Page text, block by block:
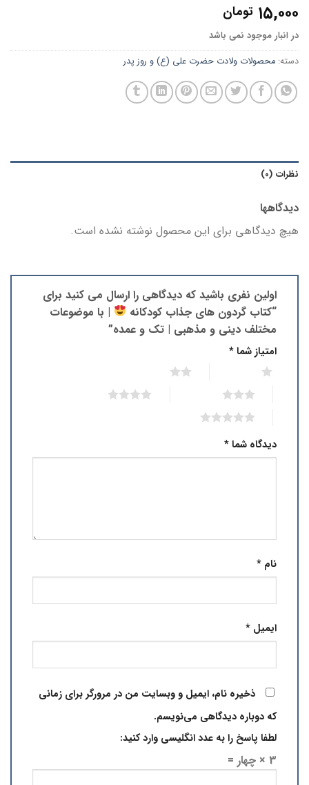
۱۵,۰۰۰ تومان
در انبار موجود نمی باشد
دسته: محصولات ولادت حضرت علی (ع) و روز پدر
نظرات (0)
دیدگاهها
هیچ دیدگاهی برای این محصول نوشته نشده است.
اولین نفری باشید که دیدگاهی را ارسال می کنید برای
“کتاب گردون های جذاب کودکانه
| با موضوعات
مختلف دینی و مذهبی | تک و عمده”
امتیاز شما*
دیدگاه شما*
نام *
ایمیل *
ذخیره نام، ایمیل و وبسایت من در مرورگر برای زمانی
که دوباره دیدگاهی می‌نویسم.
لطفا پاسخ را به عدد انگلیسی وارد کنید:
3 × چهار =